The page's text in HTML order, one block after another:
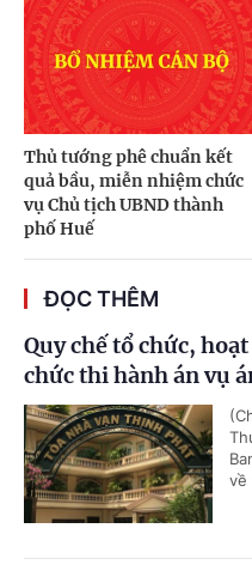
Thủ tướng phê chuẩn kết
quả bầu, miễn nhiệm chức
vụ Chủ tịch UBND thành
phố Huế
ĐỌC THÊM
Quy chế tổ chức,
chức thi hành án vụ
về